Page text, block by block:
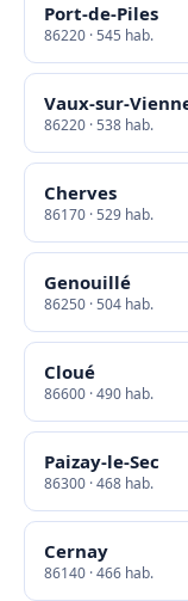
Port-de-Piles
86220 · 545 hab.
Vaux-sur-
86220 · 538 hab.
Cherves
86170 · 529 hab.
Genouillé
86250 · 504 hab.
Cloué
86600 · 490 hab.
Paizay-le-Sec
86300 · 468 hab.
Cernay
86140 · 466 hab.